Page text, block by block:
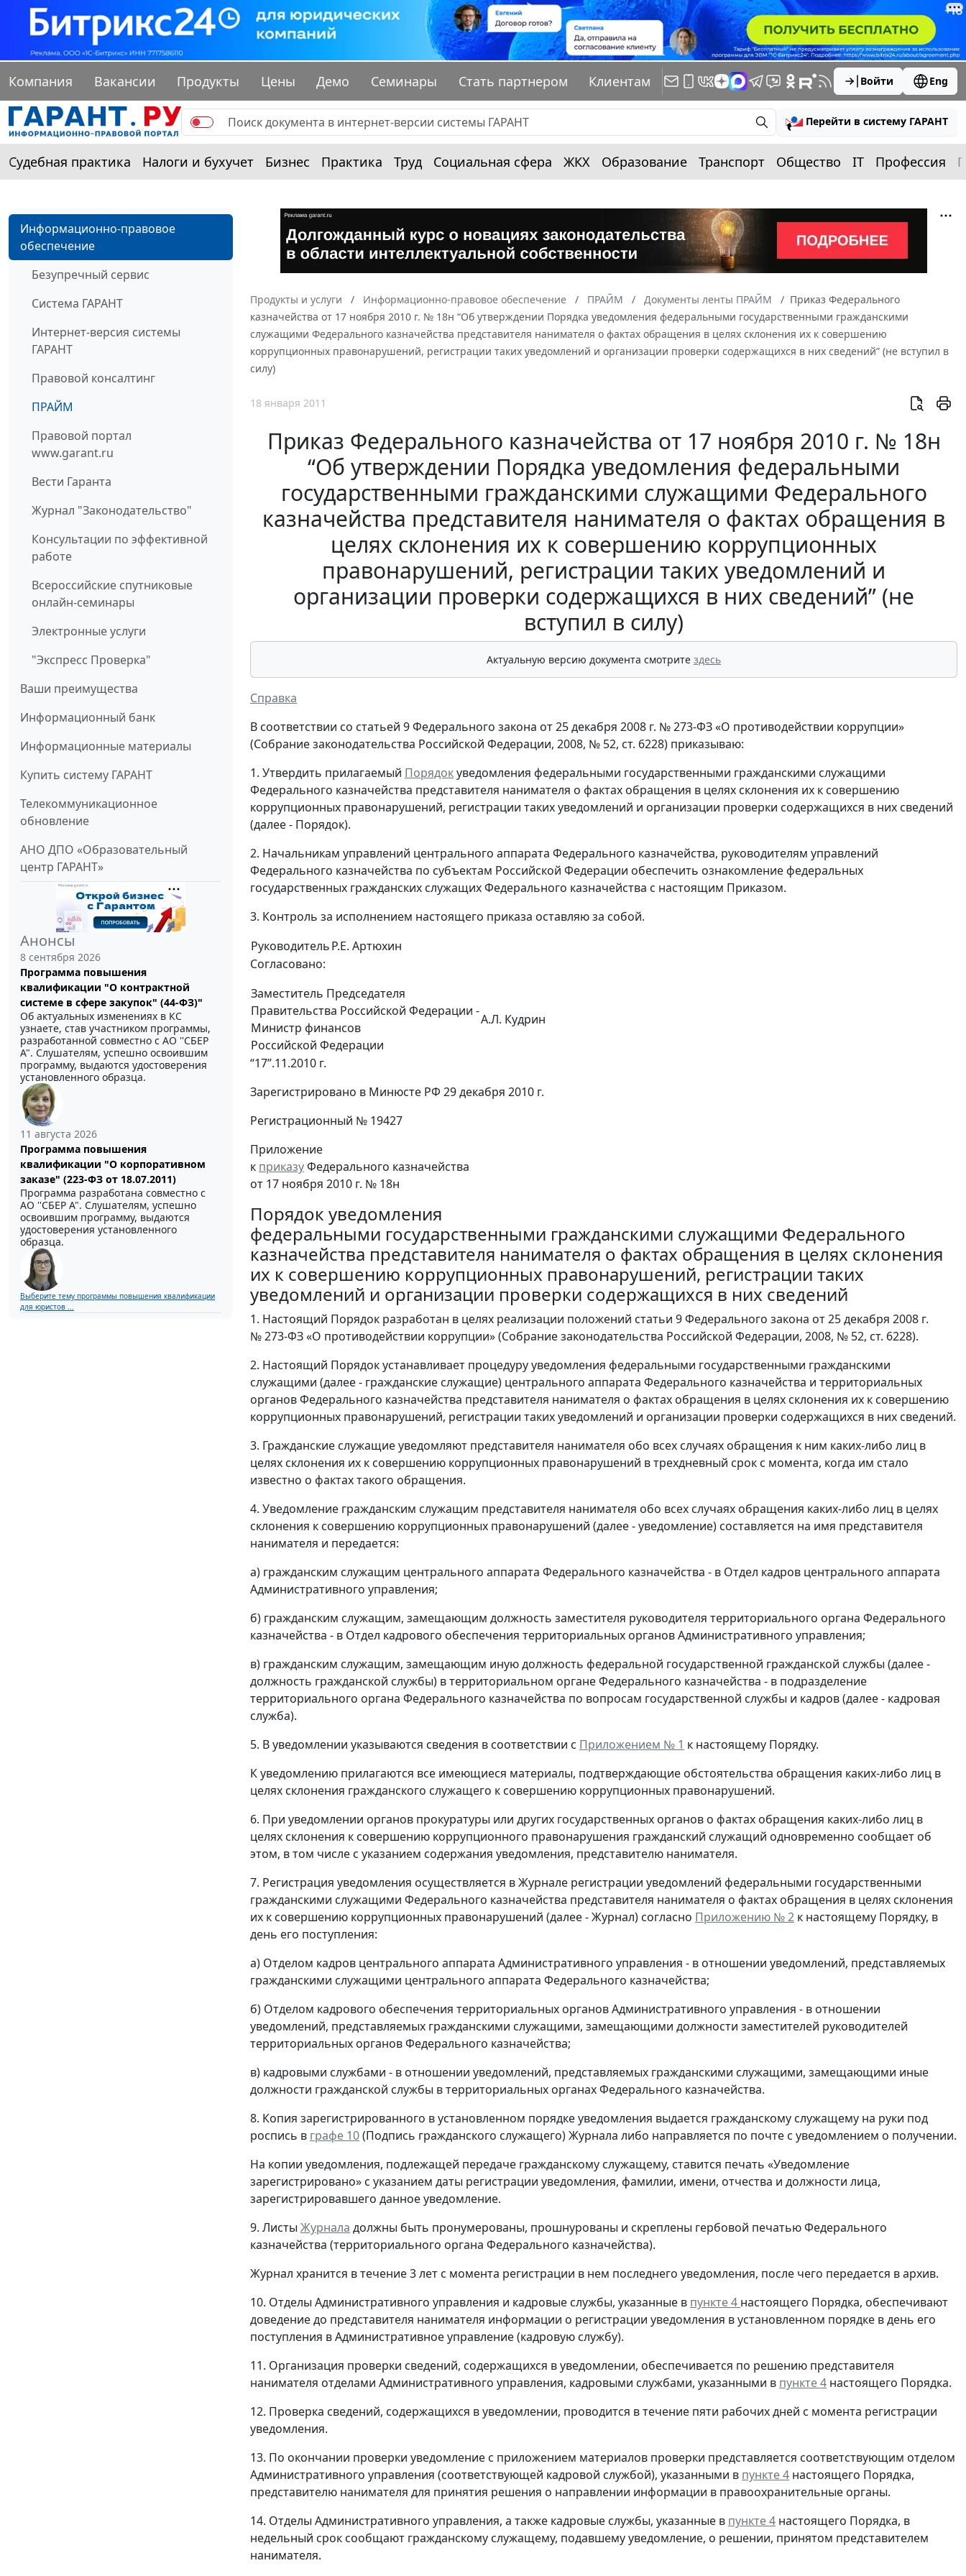
Компания Вакансии Продукты Цены Демо Семинары Стать партнером Клиентам Войти Eng
Перейти в систему ГАРАНТ
Судебная практика Налоги и бухучет Бизнес Практика Труд Социальная сфера ЖКХ Образование Транспорт Общество IT Профессия
Информационно-правовое
обеспечение
Безупречный сервис
Система ГАРАНТ
Интернет-версия системы
ГАРАНТ
Правовой консалтинг
ПРАЙМ
Правовой портал
www.garant.ru
Вести Гаранта
Журнал "Законодательство"
Консультации по эффективной
работе
Всероссийские спутниковые
онлайн-семинары
Электронные услуги
"Экспресс Проверка"
Ваши преимущества
Информационный банк
Информационные материалы
Купить систему ГАРАНТ
Телекоммуникационное
обновление
АНО ДПО «Образовательный
центр ГАРАНТ»
Анонсы
8 сентября 2026
Программа повышения
квалификации "О контрактной
системе в сфере закупок" (44-ФЗ)"
Об актуальных изменениях в КС
узнаете, став участником программы,
разработанной совместно с АО ''СБЕР
А". Слушателям, успешно освоившим
программу, выдаются удостоверения
установленного образца.
11 августа 2026
Программа повышения
квалификации "О корпоративном
заказе" (223-ФЗ от 18.07.2011)
Программа разработана совместно с
АО ''СБЕР А". Слушателям, успешно
освоившим программу, выдаются
удостоверения установленного
образца.
Выберите тему программы повышения квалификации
для юристов ...
Продукты и услуги Информационно-правовое обеспечение ПРАЙМ Документы ленты ПРАЙМ
Приказ Федерального
казначейства от 17 ноября 2010 г. № 18н “Об утверждении Порядка уведомления федеральными государственными гражданскими
служащими Федерального казначейства представителя нанимателя о фактах обращения в целях склонения их к совершению
коррупционных правонарушений, регистрации таких уведомлений и организации проверки содержащихся в них сведений” (не вступил в
силу)
18 января 2011
Приказ Федерального казначейства от 17 ноября 2010 г. № 18н
“Об утверждении Порядка уведомления федеральными
государственными гражданскими служащими Федерального
казначейства представителя нанимателя о фактах обращения в
целях склонения их к совершению коррупционных
правонарушений, регистрации таких уведомлений и
организации проверки содержащихся в них сведений” (не
вступил в силу)
Актуальную версию документа смотрите здесь
Справка
В соответствии со статьей 9 Федерального закона от 25 декабря 2008 г. № 273-ФЗ «О противодействии коррупции»
(Собрание законодательства Российской Федерации, 2008, № 52, ст. 6228) приказываю:
1. Утвердить прилагаемый Порядокуведомления федеральными государственными гражданскими служащими
Федерального казначейства представителя нанимателя о фактах обращения в целях склонения их к совершению
коррупционных правонарушений, регистрации таких уведомлений и организации проверки содержащихся в них сведений
(далее - Порядок).
2. Начальникам управлений центрального аппарата Федерального казначейства, руководителям управлений
Федерального казначейства по субъектам Российской Федерации обеспечить ознакомление федеральных
государственных гражданских служащих Федерального казначейства с настоящим Приказом.
3. Контроль за исполнением настоящего приказа оставляю за собой.
РуководительР.Е. Артюхин
Согласовано:
Заместитель Председателя
Правительства Российской Федерации -
Министр финансов
Российской Федерации
А.Л. Кудрин
“17”.11.2010 г.
Зарегистрировано в Минюсте РФ 29 декабря 2010 г.
Регистрационный № 19427
Приложение
к приказуФедерального казначейства
от 17 ноября 2010 г. № 18н
Порядок уведомления
федеральными государственными гражданскими служащими Федерального
казначейства представителя нанимателя о фактах обращения в целях склонения
их к совершению коррупционных правонарушений, регистрации таких
уведомлений и организации проверки содержащихся в них сведений
1. Настоящий Порядок разработан в целях реализации положений статьи 9 Федерального закона от 25 декабря 2008 г.
№ 273-ФЗ «О противодействии коррупции» (Собрание законодательства Российской Федерации, 2008, № 52, ст. 6228).
2. Настоящий Порядок устанавливает процедуру уведомления федеральными государственными гражданскими
служащими (далее - гражданские служащие) центрального аппарата Федерального казначейства и территориальных
органов Федерального казначейства представителя нанимателя о фактах обращения в целях склонения их к совершению
коррупционных правонарушений, регистрации таких уведомлений и организации проверки содержащихся в них сведений.
3. Гражданские служащие уведомляют представителя нанимателя обо всех случаях обращения к ним каких-либо лиц в
целях склонения их к совершению коррупционных правонарушений в трехдневный срок с момента, когда им стало
известно о фактах такого обращения.
4. Уведомление гражданским служащим представителя нанимателя обо всех случаях обращения каких-либо лиц в целях
склонения к совершению коррупционных правонарушений (далее - уведомление) составляется на имя представителя
нанимателя и передается:
а) гражданским служащим центрального аппарата Федерального казначейства - в Отдел кадров центрального аппарата
Административного управления;
б) гражданским служащим, замещающим должность заместителя руководителя территориального органа Федерального
казначейства - в Отдел кадрового обеспечения территориальных органов Административного управления;
в) гражданским служащим, замещающим иную должность федеральной государственной гражданской службы (далее -
должность гражданской службы) в территориальном органе Федерального казначейства - в подразделение
территориального органа Федерального казначейства по вопросам государственной службы и кадров (далее - кадровая
служба).
5. В уведомлении указываются сведения в соответствии с Приложением № 1 к настоящему Порядку.
К уведомлению прилагаются все имеющиеся материалы, подтверждающие обстоятельства обращения каких-либо лиц в
целях склонения гражданского служащего к совершению коррупционных правонарушений.
6. При уведомлении органов прокуратуры или других государственных органов о фактах обращения каких-либо лиц в
целях склонения к совершению коррупционного правонарушения гражданский служащий одновременно сообщает об
этом, в том числе с указанием содержания уведомления, представителю нанимателя.
7. Регистрация уведомления осуществляется в Журнале регистрации уведомлений федеральными государственными
гражданскими служащими Федерального казначейства представителя нанимателя о фактах обращения в целях склонения
их к совершению коррупционных правонарушений (далее - Журнал) согласно Приложению № 2 к настоящему Порядку, в
день его поступления:
а) Отделом кадров центрального аппарата Административного управления - в отношении уведомлений, представляемых
гражданскими служащими центрального аппарата Федерального казначейства;
б) Отделом кадрового обеспечения территориальных органов Административного управления - в отношении
уведомлений, представляемых гражданскими служащими, замещающими должности заместителей руководителей
территориальных органов Федерального казначейства;
в) кадровыми службами - в отношении уведомлений, представляемых гражданскими служащими, замещающими иные
должности гражданской службы в территориальных органах Федерального казначейства.
8. Копия зарегистрированного в установленном порядке уведомления выдается гражданскому служащему на руки под
роспись в графе 10(Подпись гражданского служащего) Журнала либо направляется по почте с уведомлением о получении.
На копии уведомления, подлежащей передаче гражданскому служащему, ставится печать «Уведомление
зарегистрировано» с указанием даты регистрации уведомления, фамилии, имени, отчества и должности лица,
зарегистрировавшего данное уведомление.
9. Листы Журнала должны быть пронумерованы, прошнурованы и скреплены гербовой печатью Федерального
казначейства (территориального органа Федерального казначейства).
Журнал хранится в течение 3 лет с момента регистрации в нем последнего уведомления, после чего передается в архив.
10. Отделы Административного управления и кадровые службы, указанные в пункте 4 настоящего Порядка, обеспечивают
доведение до представителя нанимателя информации о регистрации уведомления в установленном порядке в день его
поступления в Административное управление (кадровую службу).
11. Организация проверки сведений, содержащихся в уведомлении, обеспечивается по решению представителя
нанимателя отделами Административного управления, кадровыми службами, указанными в пункте 4 настоящего Порядка.
12. Проверка сведений, содержащихся в уведомлении, проводится в течение пяти рабочих дней с момента регистрации
уведомления.
13. По окончании проверки уведомление с приложением материалов проверки представляется соответствующим отделом
Административного управления (соответствующей кадровой службой), указанными в пункте 4 настоящего Порядка,
представителю нанимателя для принятия решения о направлении информации в правоохранительные органы.
14. Отделы Административного управления, а также кадровые службы, указанные в пункте 4 настоящего Порядка, в
недельный срок сообщают гражданскому служащему, подавшему уведомление, о решении, принятом представителем
нанимателя.